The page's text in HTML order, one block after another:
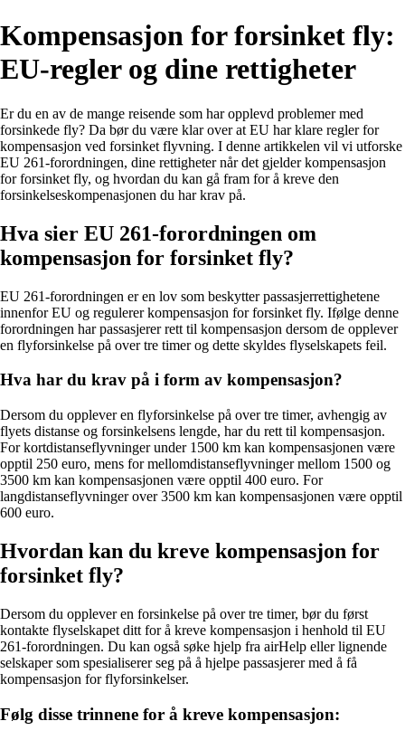
Kompensasjon for forsinket fly:
EU-regler og dine rettigheter
Er du en av de mange reisende som har opplevd problemer med
forsinkede fly? Da bør du være klar over at EU har klare regler for
kompensasjon ved forsinket flyvning. I denne artikkelen vil vi utforske
EU 261-forordningen, dine rettigheter når det gjelder kompensasjon
for forsinket fly, og hvordan du kan gå fram for å kreve den
forsinkelseskompenasjonen du har krav på.
Hva sier EU 261-forordningen om
kompensasjon for forsinket fly?
EU 261-forordningen er en lov som beskytter passasjerrettighetene
innenfor EU og regulerer kompensasjon for forsinket fly. Ifølge denne
forordningen har passasjerer rett til kompensasjon dersom de opplever
en flyforsinkelse på over tre timer og dette skyldes flyselskapets feil.
Hva har du krav på i form av kompensasjon?
Dersom du opplever en flyforsinkelse på over tre timer, avhengig av
flyets distanse og forsinkelsens lengde, har du rett til kompensasjon.
For kortdistanseflyvninger under 1500 km kan kompensasjonen være
opptil 250 euro, mens for mellomdistanseflyvninger mellom 1500 og
3500 km kan kompensasjonen være opptil 400 euro. For
langdistanseflyvninger over 3500 km kan kompensasjonen være opptil
600 euro.
Hvordan kan du kreve kompensasjon for
forsinket fly?
Dersom du opplever en forsinkelse på over tre timer, bør du først
kontakte flyselskapet ditt for å kreve kompensasjon i henhold til EU
261-forordningen. Du kan også søke hjelp fra airHelp eller lignende
selskaper som spesialiserer seg på å hjelpe passasjerer med å få
kompensasjon for flyforsinkelser.
Følg disse trinnene for å kreve kompensasjon: